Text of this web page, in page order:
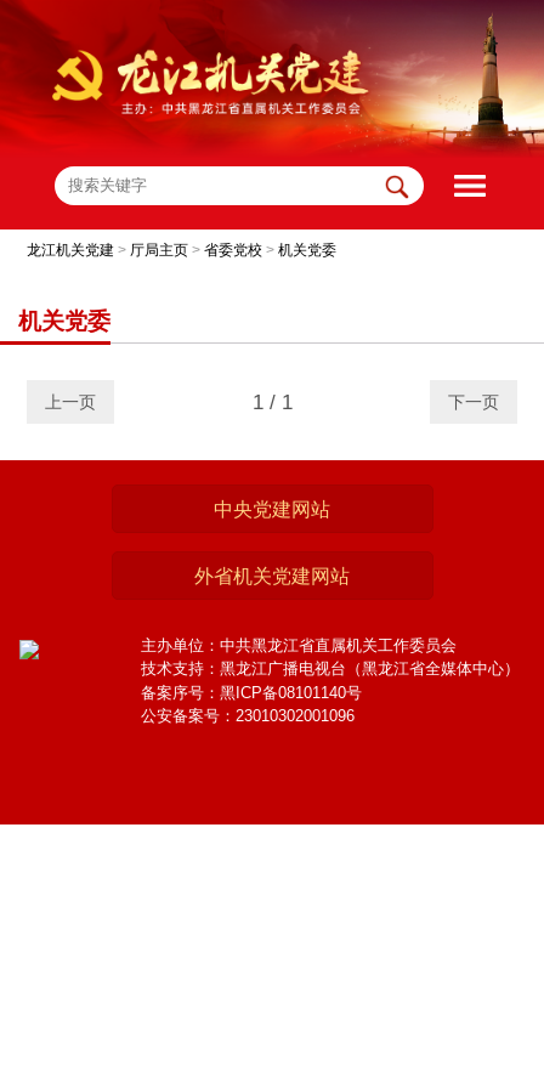
龙江机关党建 > 厅局主页 >省委党校>机关党委
机关党委
上一页 1 / 1 下一页
中央党建网站
外省机关党建网站
主办单位：中共黑龙江省直属机关工作委员会
技术支持：黑龙江广播电视台（黑龙江省全媒体中心）
备案序号：黑ICP备08101140号
公安备案号：23010302001096